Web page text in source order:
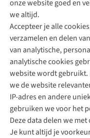
onze website goed en
we altijd.
Accepteer je alle
verzamelen en delen
van analytische,
analytische cookies
website wordt gebruikt.
we de website
IP-adres en andere
gebruiken we voor het
Deze data delen we
Je kunt altijd je
Direct advies van
+31 (0)85 888 50 88
+31 6 12 28 49 80
Contactformulier